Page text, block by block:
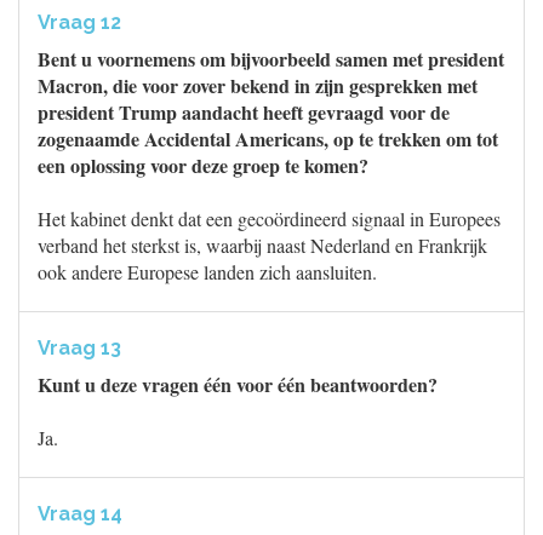
Vraag 12
Bent u voornemens om bijvoorbeeld samen met president
Macron, die voor zover bekend in zijn gesprekken met
president Trump aandacht heeft gevraagd voor de
zogenaamde Accidental Americans, op te trekken om tot
een oplossing voor deze groep te komen?
Het kabinet denkt dat een gecoördineerd signaal in Europees
verband het sterkst is, waarbij naast Nederland en Frankrijk
ook andere Europese landen zich aansluiten.
Vraag 13
Kunt u deze vragen één voor één beantwoorden?
Ja.
Vraag 14